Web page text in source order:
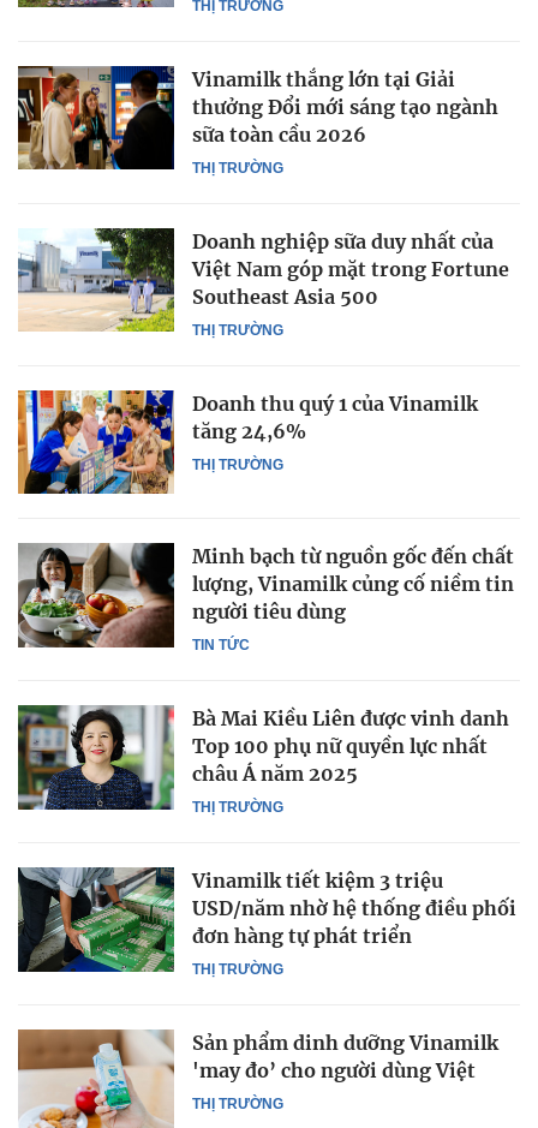
THỊ TRƯỜNG
THỊ TRƯỜNG
Vinamilk thắng lớn tại Giải
thưởng Đổi mới sáng tạo ngành
sữa toàn cầu 2026
THỊ TRƯỜNG
Doanh nghiệp sữa duy nhất của
Việt Nam góp mặt trong Fortune
Southeast Asia 500
THỊ TRƯỜNG
Doanh thu quý 1 của Vinamilk
tăng 24,6%
TIN TỨC
Minh bạch từ nguồn gốc đến chất
lượng, Vinamilk củng cố niềm tin
người tiêu dùng
THỊ TRƯỜNG
Bà Mai Kiều Liên được vinh danh
Top 100 phụ nữ quyền lực nhất
châu Á năm 2025
THỊ TRƯỜNG
Vinamilk tiết kiệm 3 triệu
USD/năm nhờ hệ thống điều phối
đơn hàng tự phát triển
THỊ TRƯỜNG
Sản phẩm dinh dưỡng Vinamilk
'may đo’ cho người dùng Việt